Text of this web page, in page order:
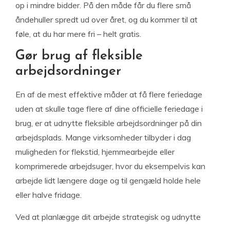
op i mindre bidder. På den måde får du flere små
åndehuller spredt ud over året, og du kommer til at
føle, at du har mere fri – helt gratis.
Gør brug af fleksible
arbejdsordninger
En af de mest effektive måder at få flere feriedage
uden at skulle tage flere af dine officielle feriedage i
brug, er at udnytte fleksible arbejdsordninger på din
arbejdsplads. Mange virksomheder tilbyder i dag
muligheden for flekstid, hjemmearbejde eller
komprimerede arbejdsuger, hvor du eksempelvis kan
arbejde lidt længere dage og til gengæld holde hele
eller halve fridage.
Ved at planlægge dit arbejde strategisk og udnytte